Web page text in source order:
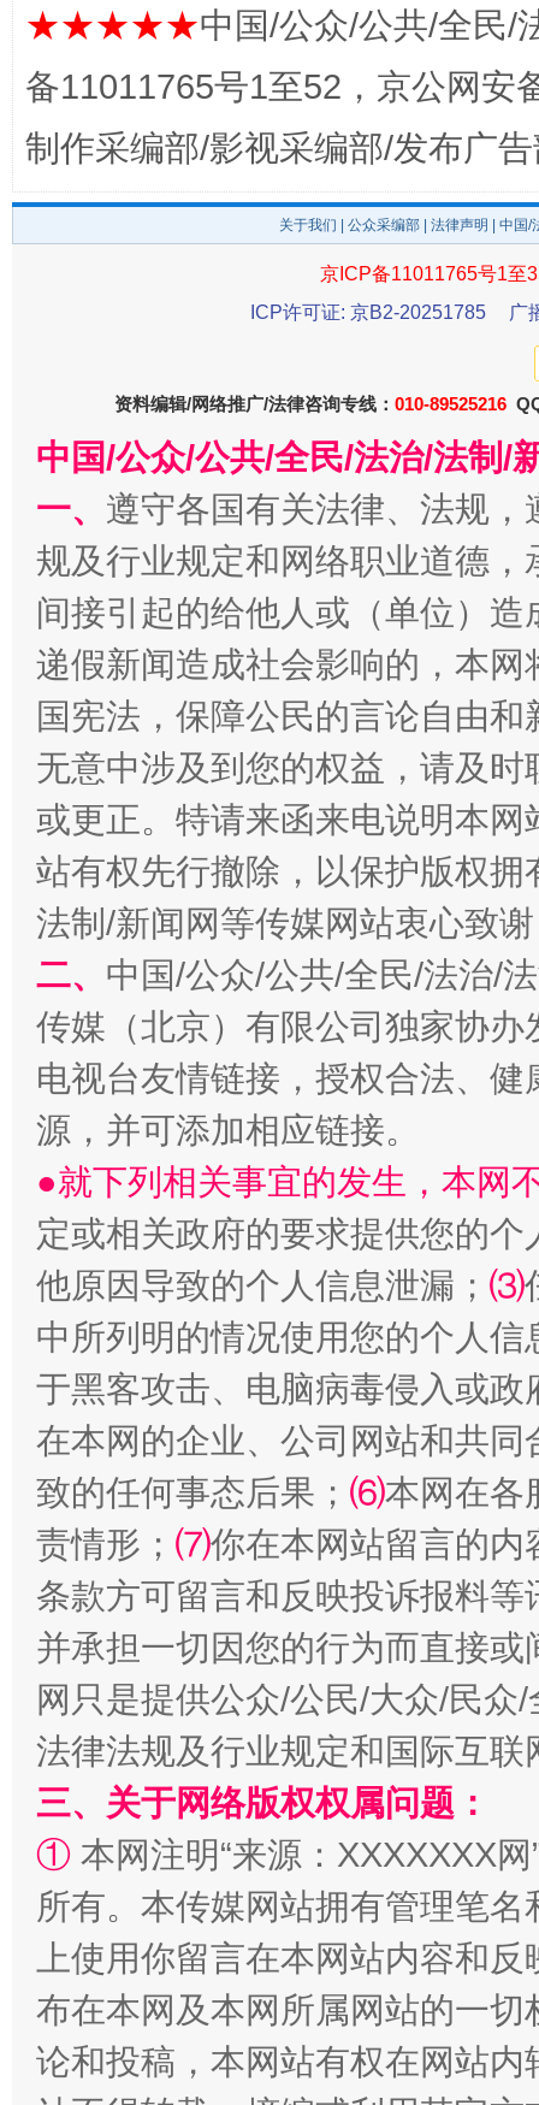
千年窑火 生生不息
揭开“小金库”的免责幌子
受贿1.44亿！段成刚被判无期
全民健身五年计划来了！等你上场
阿坝州三大球赛在茂县开幕
国家大学科技园优化重塑工作
★★★★★中国/公众/公共/全民/
备11011765号1至52，京公网安
制作采编部/影视采编部/发布广
关于我们 公众采编部 法律声明 | 中国
京ICP备11011765号1至
ICP许可证: 京B2-20251785
广
资料编辑/网络推广/法律咨询专线： 010-89525216
中国/公众/公共/全民/法治/法制/
一、 遵守各国有关法律、法规
规及行业规定和网络职业道德
间接引起的给他人或（单位）
递假新闻造成社会影响的，本
国宪法，保障公民的言论自由
无意中涉及到您的权益，请及
或更正。特请来函来电说明本
站有权先行撤除，以保护版权
法制/新闻网等传媒网站衷心致
二、 中国/公众/公共/全民/法治/
传媒（北京）有限公司独家协
电视台友情链接，授权合法、
源，并可添加相应链接。
●就下列相关事宜的发生，本网
定或相关政府的要求提供您的个
他原因导致的个人信息泄漏； ⑶
中所列明的情况使用您的个人
于黑客攻击、电脑病毒侵入或
在本网的企业、公司网站和共
致的任何事态后果； ⑹本网在各
责情形； ⑺你在本网站留言的内
条款方可留言和反映投诉报料
并承担一切因您的行为而直接
网只是提供公众/公民/大众/民
法律法规及行业规定和国际互
三、关于网络版权权属问题：
① 本网注明“来源：XXXXXXX
所有。本传媒网站拥有管理笔
上使用你留言在本网站内容和
布在本网及本网所属网站的一
论和投稿，本网站有权在网站